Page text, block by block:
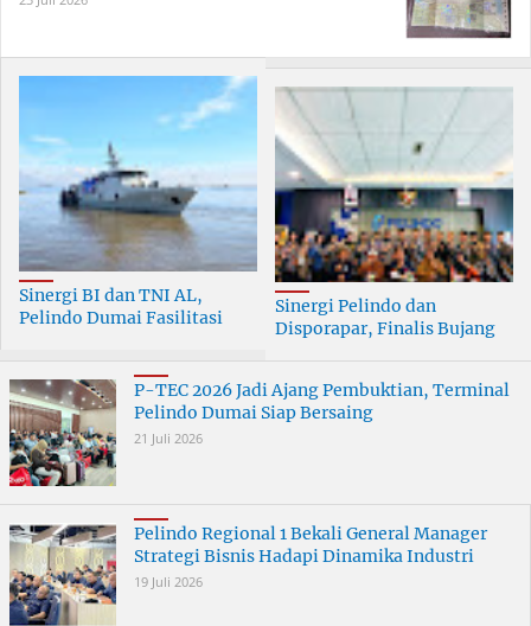
Sinergi BI dan TNI AL,
Pelindo Dumai Fasilitasi
Sinergi Pelindo dan
Disporapar, Finalis Bujang
P-TEC 2026 Jadi Ajang Pembuktian, Terminal
Pelindo Dumai Siap Bersaing
21 Juli 2026
Pelindo Regional 1 Bekali General Manager
Strategi Bisnis Hadapi Dinamika Industri
19 Juli 2026